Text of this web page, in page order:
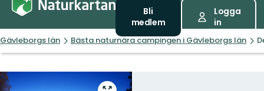
Bli
medlem
Logga
in
Gävleborgs län Bästa naturnära campingen i Gävleborgs län